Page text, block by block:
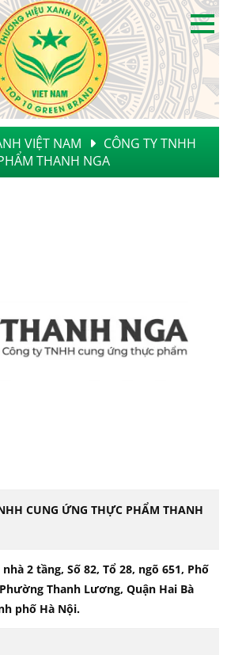
VIỆT NAM
CÔNG TY TNHH
THANH NGA
CUNG ỨNG THỰC PHẨM THANH
nhà 2 tầng, Số 82, Tổ 28, ngõ 651, Phố
Thanh Lương, Quận Hai Bà
phố Hà Nội.